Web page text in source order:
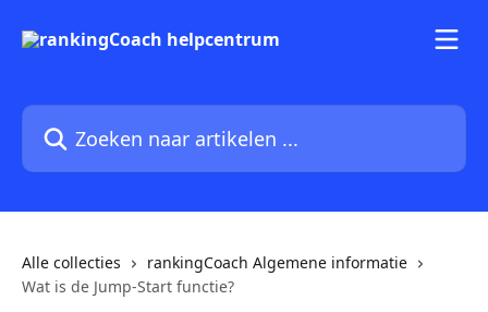
Zoeken naar artikelen ...
Alle collecties
rankingCoach Algemene informatie
Wat is de Jump-Start functie?